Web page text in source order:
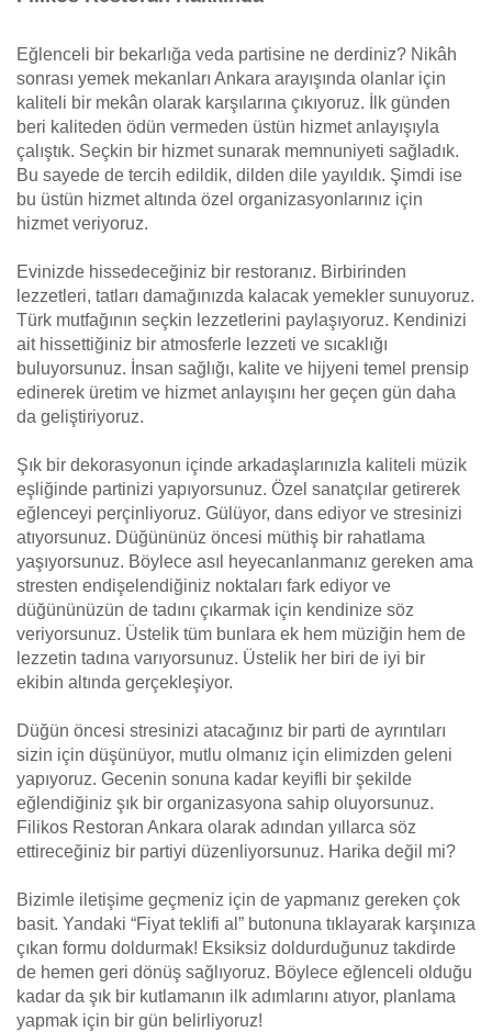
Eğlenceli bir bekarlığa veda partisine ne derdiniz? Nikâh
sonrası yemek mekanları Ankara arayışında olanlar için
kaliteli bir mekân olarak karşılarına çıkıyoruz. İlk günden
beri kaliteden ödün vermeden üstün hizmet anlayışıyla
çalıştık. Seçkin bir hizmet sunarak memnuniyeti sağladık.
Bu sayede de tercih edildik, dilden dile yayıldık. Şimdi ise
bu üstün hizmet altında özel organizasyonlarınız için
hizmet veriyoruz.
Evinizde hissedeceğiniz bir restoranız. Birbirinden
lezzetleri, tatları damağınızda kalacak yemekler sunuyoruz.
Türk mutfağının seçkin lezzetlerini paylaşıyoruz. Kendinizi
ait hissettiğiniz bir atmosferle lezzeti ve sıcaklığı
buluyorsunuz. İnsan sağlığı, kalite ve hijyeni temel prensip
edinerek üretim ve hizmet anlayışını her geçen gün daha
da geliştiriyoruz.
Şık bir dekorasyonun içinde arkadaşlarınızla kaliteli müzik
eşliğinde partinizi yapıyorsunuz. Özel sanatçılar getirerek
eğlenceyi perçinliyoruz. Gülüyor, dans ediyor ve stresinizi
atıyorsunuz. Düğününüz öncesi müthiş bir rahatlama
yaşıyorsunuz. Böylece asıl heyecanlanmanız gereken ama
stresten endişelendiğiniz noktaları fark ediyor ve
düğününüzün de tadını çıkarmak için kendinize söz
veriyorsunuz. Üstelik tüm bunlara ek hem müziğin hem de
lezzetin tadına varıyorsunuz. Üstelik her biri de iyi bir
ekibin altında gerçekleşiyor.
Düğün öncesi stresinizi atacağınız bir parti de ayrıntıları
sizin için düşünüyor, mutlu olmanız için elimizden geleni
yapıyoruz. Gecenin sonuna kadar keyifli bir şekilde
eğlendiğiniz şık bir organizasyona sahip oluyorsunuz.
Filikos Restoran Ankara olarak adından yıllarca söz
ettireceğiniz bir partiyi düzenliyorsunuz. Harika değil mi?
Bizimle iletişime geçmeniz için de yapmanız gereken çok
basit. Yandaki “Fiyat teklifi al” butonuna tıklayarak karşınıza
çıkan formu doldurmak! Eksiksiz doldurduğunuz takdirde
de hemen geri dönüş sağlıyoruz. Böylece eğlenceli olduğu
kadar da şık bir kutlamanın ilk adımlarını atıyor, planlama
yapmak için bir gün belirliyoruz!